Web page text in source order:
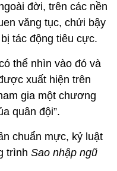
đời, trên các nền
văng tục, chửi bậy
tác động tiêu cực.
thể nhìn vào đó và
xuất hiện trên
gia một chương
quân đội”.
chuẩn mực, kỷ luật
trình Sao nhập ngũ